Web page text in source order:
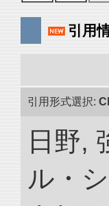
引用
引用形式選択:
日野,
ル・